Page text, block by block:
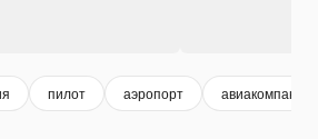
пилот аэропорт авиакомпания